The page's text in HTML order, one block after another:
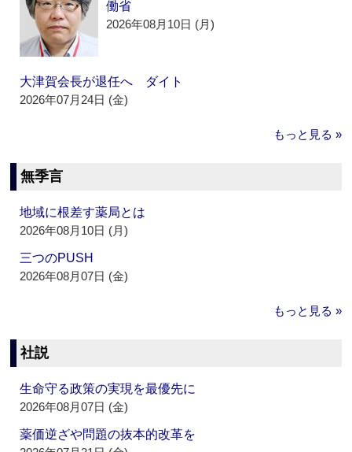
働省
2026年08月10日 (月)
大津賀会長が退任へ ダイト
2026年07月24日 (金)
もっと見る »
無季言
地域に根差す薬局とは
2026年08月10日 (月)
三つのPUSH
2026年08月07日 (金)
もっと見る »
社説
生命守る政策の実現を最優先に
2026年08月07日 (金)
薬価逆ざや問題の抜本的改革を